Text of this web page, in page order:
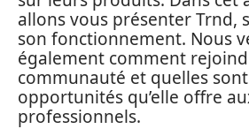
allons vous présenter Trnd,
son fonctionnement. Nous
également comment
communauté et quelles
opportunités qu’elle offre
professionnels.